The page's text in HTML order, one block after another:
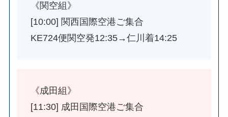
《関空組》
[10:00] 関西国際空港ご集合
KE724便関空発12:35→仁川着14:25
《成田組》
[11:30] 成田国際空港ご集合